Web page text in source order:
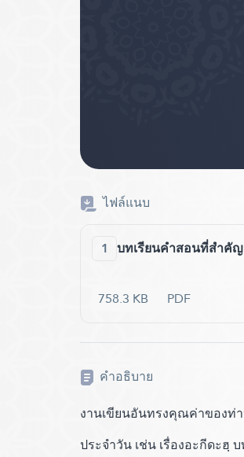
ไฟล์แนบ
1 บทเรียนคำสอนที่สำคั
758.3 KB PDF
คำอธิบาย
งานเขียนอันทรงคุณค่าของท่
ประจำวัน เช่น เรื่องอะกีดะ